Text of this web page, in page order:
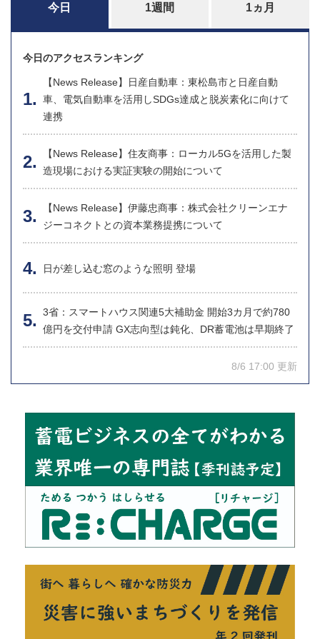
今日 1週間 1ヵ月
今日のアクセスランキング
【News Release】日産自動車：東松島市と日産自動
車、電気自動車を活用しSDGs達成と脱炭素化に向けて
連携
【News Release】住友商事：ローカル5Gを活用した製
造現場における実証実験の開始について
【News Release】伊藤忠商事：株式会社クリーンエナ
ジーコネクトとの資本業務提携について
日が差し込む窓のような照明 登場
3省：スマートハウス関連5大補助金 開始3カ月で約780
億円を交付申請 GX志向型は鈍化、DR蓄電池は早期終了
8/6 17:00 更新